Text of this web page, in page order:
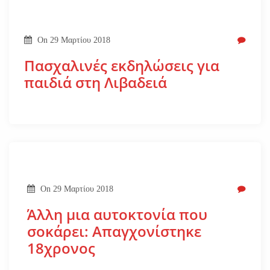
On 29 Μαρτίου 2018
Πασχαλινές εκδηλώσεις για
παιδιά στη Λιβαδειά
On 29 Μαρτίου 2018
Άλλη μια αυτοκτονία που
σοκάρει: Απαγχονίστηκε
18χρονος